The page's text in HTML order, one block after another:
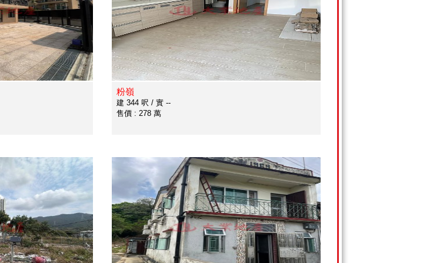
粉嶺
建 344 呎 / 實 --
售價 : 278 萬